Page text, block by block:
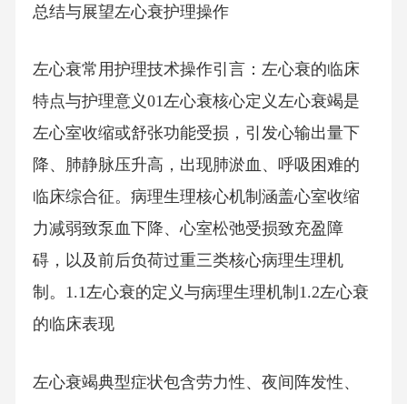
总结与展望左心衰护理操作
左心衰常用护理技术操作引言：左心衰的临床
特点与护理意义01左心衰核心定义左心衰竭是
左心室收缩或舒张功能受损，引发心输出量下
降、肺静脉压升高，出现肺淤血、呼吸困难的
临床综合征。病理生理核心机制涵盖心室收缩
力减弱致泵血下降、心室松弛受损致充盈障
碍，以及前后负荷过重三类核心病理生理机
制。1.1左心衰的定义与病理生理机制1.2左心衰
的临床表现
左心衰竭典型症状包含劳力性、夜间阵发性、